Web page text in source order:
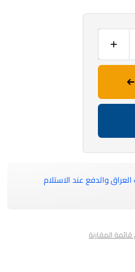
والدفع عند الاستلام
المقارنة